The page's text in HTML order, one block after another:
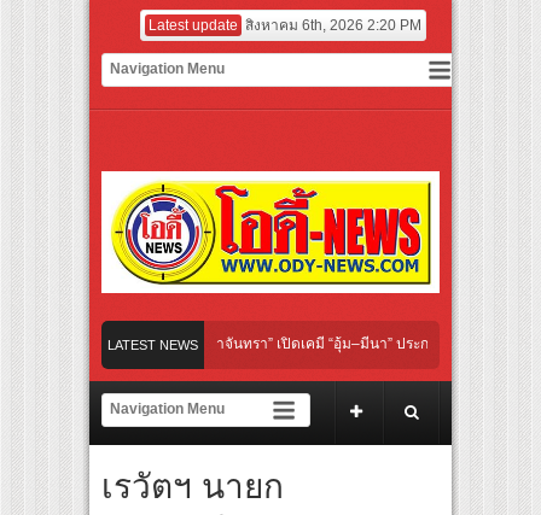
Latest update สิงหาคม 6th, 2026 2:20 PM
LATEST NEWS
Her Rules ใต้เงาจันทรา” เปิดเคมี “อุ้ม–มีนา” ประกบคู่ครั้งสำคัญ ชวนแฟนปักหมุด
าย เลิกเงียบ เลิกชะล่าใจ” เรื่อง HPV ในแคมเปญ “HPV ไม่เป็นไร…ไม่ได้”
ร์ สู่ทีมชาติไทย ชวนแฟนลูกยางใกล้ชิดนักตบสาวทีมชาติไทย 15 ส.ค.นี้
บโลก “ปู่ม่านย่าม่าน” เรียนรู้นวัตกรรมผักเชียงดาใน “หอมแผ่นดินฯ”
เรวัตฯ นายก